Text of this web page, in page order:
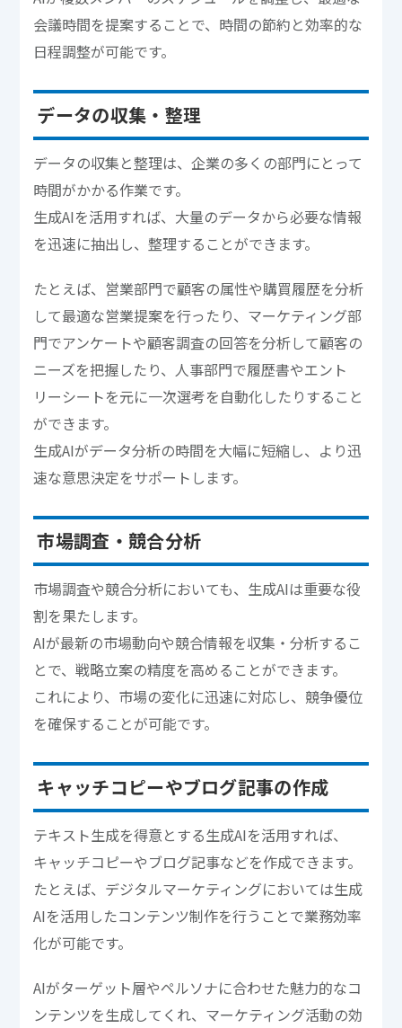
会議時間を提案することで、時間の節約と効率的な
日程調整が可能です。
データの収集・整理
データの収集と整理は、企業の多くの部門にとって
時間がかかる作業です。
生成AIを活用すれば、大量のデータから必要な情報
を迅速に抽出し、整理することができます。
たとえば、営業部門で顧客の属性や購買履歴を分析
して最適な営業提案を行ったり、マーケティング部
門でアンケートや顧客調査の回答を分析して顧客の
ニーズを把握したり、人事部門で履歴書やエント
リーシートを元に一次選考を自動化したりすること
ができます。
生成AIがデータ分析の時間を大幅に短縮し、より迅
速な意思決定をサポートします。
市場調査・競合分析
市場調査や競合分析においても、生成AIは重要な役
割を果たします。
AIが最新の市場動向や競合情報を収集・分析するこ
とで、戦略立案の精度を高めることができます。
これにより、市場の変化に迅速に対応し、競争優位
を確保することが可能です。
キャッチコピーやブログ記事の作成
テキスト生成を得意とする生成AIを活用すれば、
キャッチコピーやブログ記事などを作成できます。
たとえば、デジタルマーケティングにおいては生成
AIを活用したコンテンツ制作を行うことで業務効率
化が可能です。
AIがターゲット層やペルソナに合わせた魅力的なコ
ンテンツを生成してくれ、マーケティング活動の効